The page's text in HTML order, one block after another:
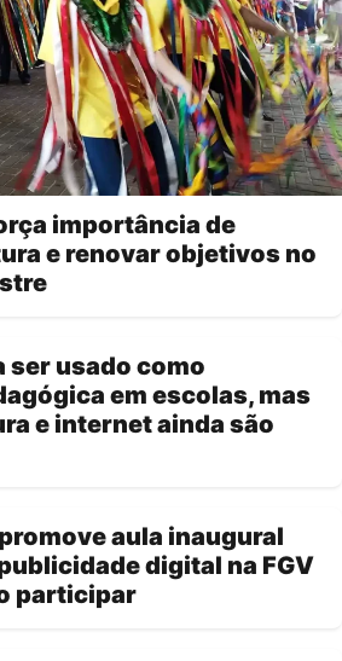
importância de
e renovar objetivos no
ser usado como
em escolas, mas
e internet ainda são
aula inaugural
digital na FGV
participar